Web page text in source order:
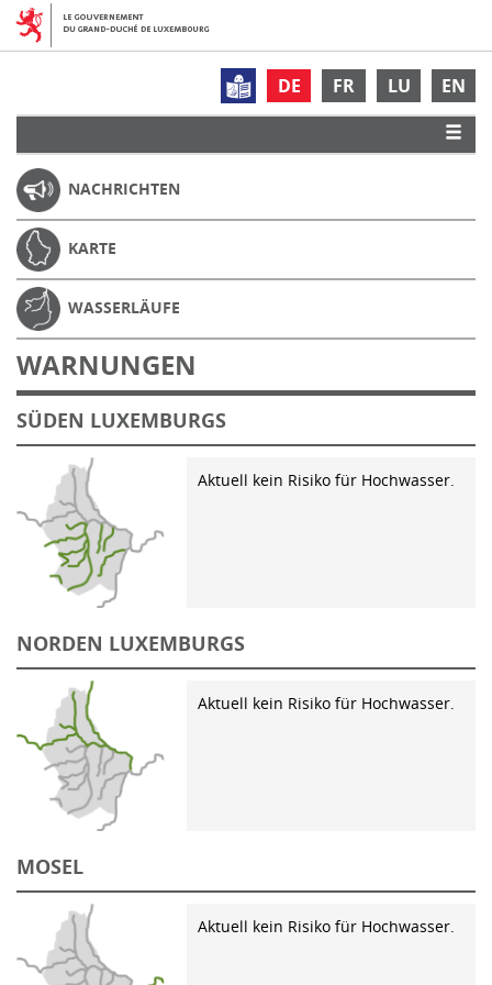
DE FR LU EN
NACHRICHTEN
KARTE
WASSERLÄUFE
WARNUNGEN
SÜDEN LUXEMBURGS
Aktuell kein Risiko für Hochwasser.
NORDEN LUXEMBURGS
Aktuell kein Risiko für Hochwasser.
MOSEL
Aktuell kein Risiko für Hochwasser.